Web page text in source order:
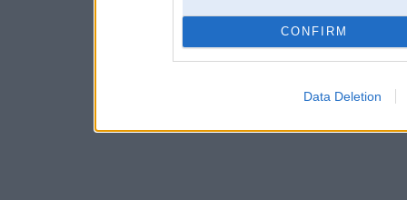
CONFIRM
Data Deletion